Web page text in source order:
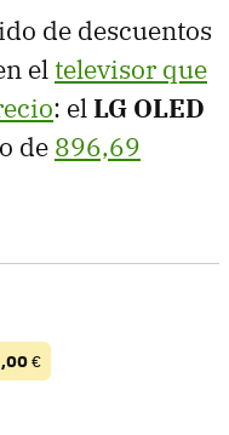
de descuentos
eltelevisor que
: elLG OLED
de 896,69
€